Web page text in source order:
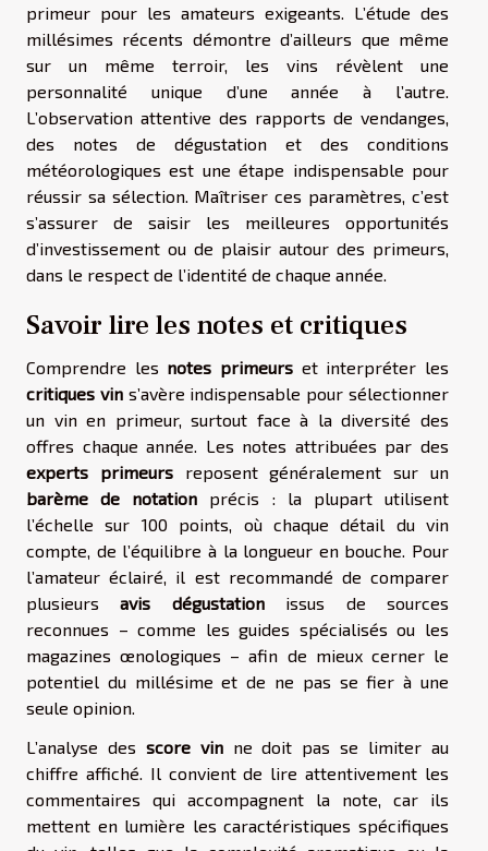
primeur pour les amateurs exigeants. L’étude des
millésimes récents démontre d’ailleurs que même
sur un même terroir, les vins révèlent une
personnalité unique d’une année à l’autre.
L’observation attentive des rapports de vendanges,
des notes de dégustation et des conditions
météorologiques est une étape indispensable pour
réussir sa sélection. Maîtriser ces paramètres, c’est
s’assurer de saisir les meilleures opportunités
d’investissement ou de plaisir autour des primeurs,
dans le respect de l’identité de chaque année.
Savoir lire les notes et critiques
Comprendre les notes primeurs et interpréter les
critiques vins’avère indispensable pour sélectionner
un vin en primeur, surtout face à la diversité des
offres chaque année. Les notes attribuées par des
experts primeursreposent généralement sur un
barème de notation précis : la plupart utilisent
l’échelle sur 100 points, où chaque détail du vin
compte, de l’équilibre à la longueur en bouche. Pour
l’amateur éclairé, il est recommandé de comparer
plusieursavis dégustationissus de sources
reconnues – comme les guides spécialisés ou les
magazines œnologiques – afin de mieux cerner le
potentiel du millésime et de ne pas se fier à une
seule opinion.
L’analyse des score vinne doit pas se limiter au
chiffre affiché. Il convient de lire attentivement les
commentaires qui accompagnent la note, car ils
mettent en lumière les caractéristiques spécifiques